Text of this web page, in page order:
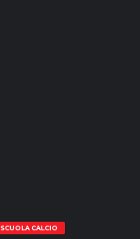
SCUOLA CALCIO